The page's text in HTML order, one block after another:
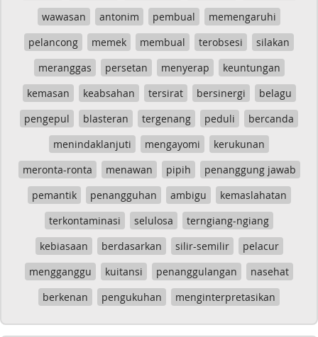
wawasan
antonim pembual
memengaruhi
pelancong
memek membual terobsesi
silakan
meranggas
persetan menyerap
keuntungan
kemasan
keabsahan tersirat bersinergi
belagu
pengepul
blasteran tergenang peduli
bercanda
menindaklanjuti
mengayomi
kerukunan
meronta-ronta
menawan pipih
penanggung jawab
pemantik
penangguhan ambigu
kemaslahatan
terkontaminasi
selulosa
terngiang-ngiang
kebiasaan
berdasarkan silir-semilir
pelacur
mengganggu
kuitansi penanggulangan
nasehat
berkenan
pengukuhan menginterpretasikan